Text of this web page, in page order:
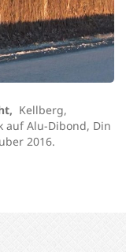
Kellberg,
auf Alu-Dibond, Din
2016.